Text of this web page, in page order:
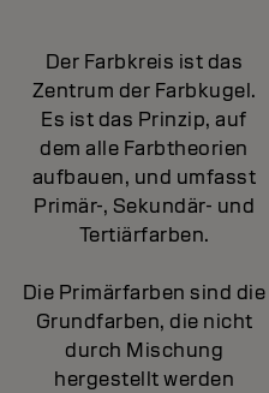
Der Farbkreis ist das
Zentrum der Farbkugel.
Es ist das Prinzip, auf
dem alle Farbtheorien
aufbauen, und umfasst
Primär-, Sekundär- und
Tertiärfarben.
Die Primärfarben sind die
Grundfarben, die nicht
durch Mischung
hergestellt werden